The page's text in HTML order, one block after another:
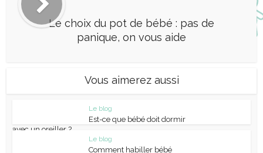
Le choix du pot de bébé : pas de
panique, on vous aide
Vous aimerez aussi
Le blog
Est-ce que bébé doit dormir
avec un oreiller ?
Le blog
Comment habiller bébé